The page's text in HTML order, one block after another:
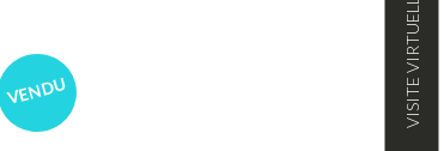
VENDU VISITE VIRTUELLE ?